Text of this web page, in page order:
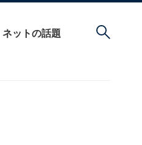
ネットの話題